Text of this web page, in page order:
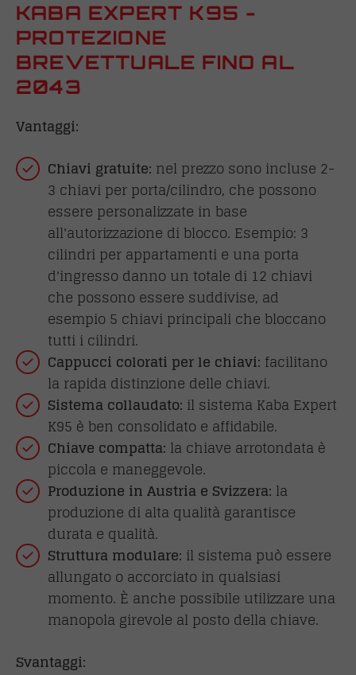
KABA EXPERT K95 -
PROTEZIONE
BREVETTUALE FINO AL
2043
Vantaggi:
Chiavi gratuite: nel prezzo sono incluse 2-
3 chiavi per porta/cilindro, che possono
essere personalizzate in base
all'autorizzazione di blocco. Esempio: 3
cilindri per appartamenti e una porta
d'ingresso danno un totale di 12 chiavi
che possono essere suddivise, ad
esempio 5 chiavi principali che bloccano
tutti i cilindri.
Cappucci colorati per le chiavi: facilitano
la rapida distinzione delle chiavi.
Sistema collaudato: il sistema Kaba Expert
K95 è ben consolidato e affidabile.
Chiave compatta: la chiave arrotondata è
piccola e maneggevole.
Produzione in Austria e Svizzera: la
produzione di alta qualità garantisce
durata e qualità.
Struttura modulare: il sistema può essere
allungato o accorciato in qualsiasi
momento. È anche possibile utilizzare una
manopola girevole al posto della chiave.
Svantaggi: